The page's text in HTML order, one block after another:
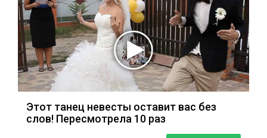
Этот танец невесты оставит вас без
слов! Пересмотрела 10 раз